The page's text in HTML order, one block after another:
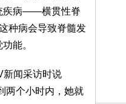
疾病——横贯性脊
种病会导致脊髓发
能。
新闻采访时说
两个小时内，她就